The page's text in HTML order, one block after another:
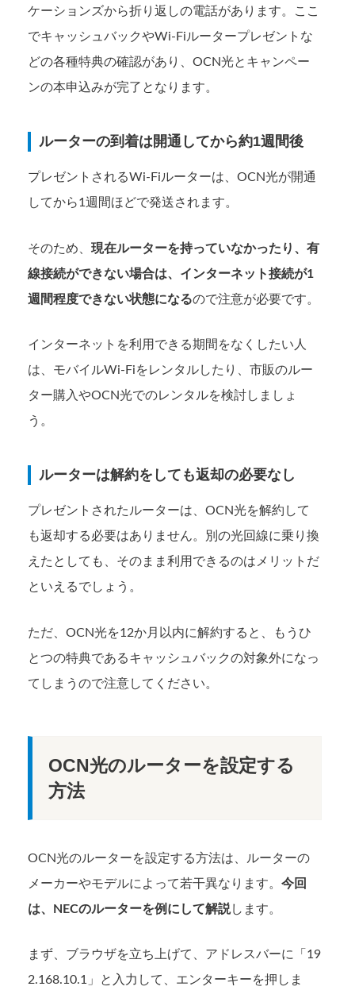
ケーションズから折り返しの電話があります。ここ
でキャッシュバックやWi-Fiルータープレゼントな
どの各種特典の確認があり、OCN光とキャンペー
ンの本申込みが完了となります。
ルーターの到着は開通してから約1週間後
プレゼントされるWi-Fiルーターは、OCN光が開通
してから1週間ほどで発送されます。
そのため、 現在ルーターを持っていなかったり、有
線接続ができない場合は、インターネット接続が1
週間程度できない状態になるので注意が必要です。
インターネットを利用できる期間をなくしたい人
は、モバイルWi-Fiをレンタルしたり、市販のルー
ター購入やOCN光でのレンタルを検討しましょ
う。
ルーターは解約をしても返却の必要なし
プレゼントされたルーターは、OCN光を解約して
も返却する必要はありません。別の光回線に乗り換
えたとしても、そのまま利用できるのはメリットだ
といえるでしょう。
ただ、OCN光を12か月以内に解約すると、もうひ
とつの特典であるキャッシュバックの対象外になっ
てしまうので注意してください。
OCN光のルーターを設定する
方法
OCN光のルーターを設定する方法は、ルーターの
メーカーやモデルによって若干異なります。 今回
は、NECのルーターを例にして解説します。
まず、ブラウザを立ち上げて、アドレスバーに「19
2.168.10.1」と入力して、エンターキーを押しま